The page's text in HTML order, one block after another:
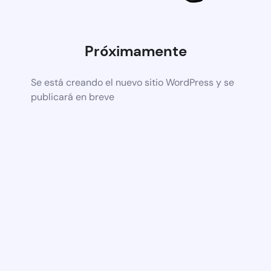
Próximamente
Se está creando el nuevo sitio WordPress y se
publicará en breve